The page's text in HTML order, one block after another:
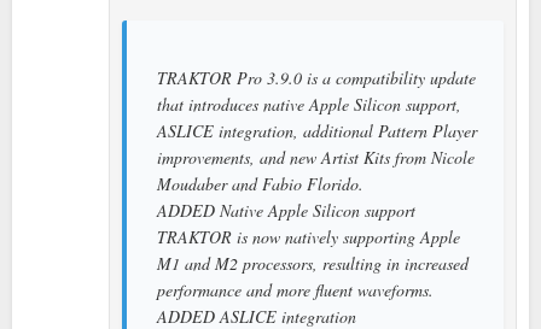
TRAKTOR Pro 3.9.0 is a compatibility update
that introduces native Apple Silicon support,
ASLICE integration, additional Pattern Player
improvements, and new Artist Kits from Nicole
Moudaber and Fabio Florido.
ADDED Native Apple Silicon support
TRAKTOR is now natively supporting Apple
M1 and M2 processors, resulting in increased
performance and more fluent waveforms.
ADDED ASLICE integration